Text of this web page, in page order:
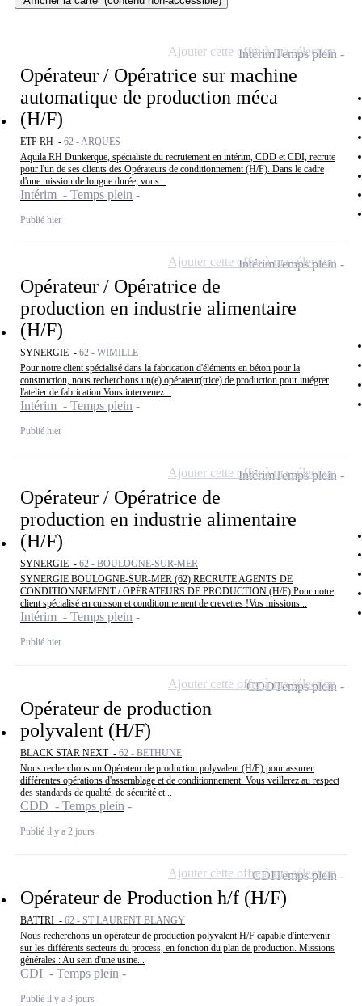
Opérateur / Opératrice sur machine
automatique de production méca
(H/F)
ETP RH - 62 - ARQUES
Aquila RH Dunkerque, spécialiste du recrutement en intérim, CDD et CDI, recrute
pour l'un de ses clients des Opérateurs de conditionnement (H/F). Dans le cadre
d'une mission de longue durée, vous...
Intérim - Temps plein
Publié hier
IntérimTemps plein
Ajouter cette offre à ma sélection
Opérateur / Opératrice de
production en industrie alimentaire
(H/F)
SYNERGIE - 62 - WIMILLE
Pour notre client spécialisé dans la fabrication d'éléments en béton pour la
construction, nous recherchons un(e) opérateur(trice) de production pour intégrer
l'atelier de fabrication.Vous intervenez...
Intérim - Temps plein
Publié hier
IntérimTemps plein
Ajouter cette offre à ma sélection
Opérateur / Opératrice de
production en industrie alimentaire
(H/F)
SYNERGIE - 62 - BOULOGNE-SUR-MER
SYNERGIE BOULOGNE-SUR-MER (62) RECRUTE AGENTS DE
CONDITIONNEMENT / OPÉRATEURS DE PRODUCTION (H/F) Pour notre
client spécialisé en cuisson et conditionnement de crevettes !Vos missions...
Intérim - Temps plein
Publié hier
IntérimTemps plein
Ajouter cette offre à ma sélection
Opérateur de production
polyvalent (H/F)
BLACK STAR NEXT - 62 - BETHUNE
Nous recherchons un Opérateur de production polyvalent (H/F) pour assurer
différentes opérations d'assemblage et de conditionnement. Vous veillerez au respect
des standards de qualité, de sécurité et...
CDD - Temps plein
Publié il y a 2 jours
CDDTemps plein
Ajouter cette offre à ma sélection
Opérateur de Production h/f (H/F)
BATTRI - 62 - ST LAURENT BLANGY
Nous recherchons un opérateur de production polyvalent H/F capable d'intervenir
sur les différents secteurs du process, en fonction du plan de production. Missions
générales : Au sein d'une usine...
CDI - Temps plein
Publié il y a 3 jours
CDITemps plein
Ajouter cette offre à ma sélection